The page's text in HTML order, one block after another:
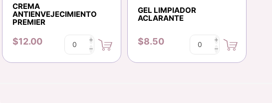
CREMA
ANTIENVEJECIMIENTO
PREMIER
$12.00 i
h
GEL LIMPIADOR
ACLARANTE
$8.50 i
h